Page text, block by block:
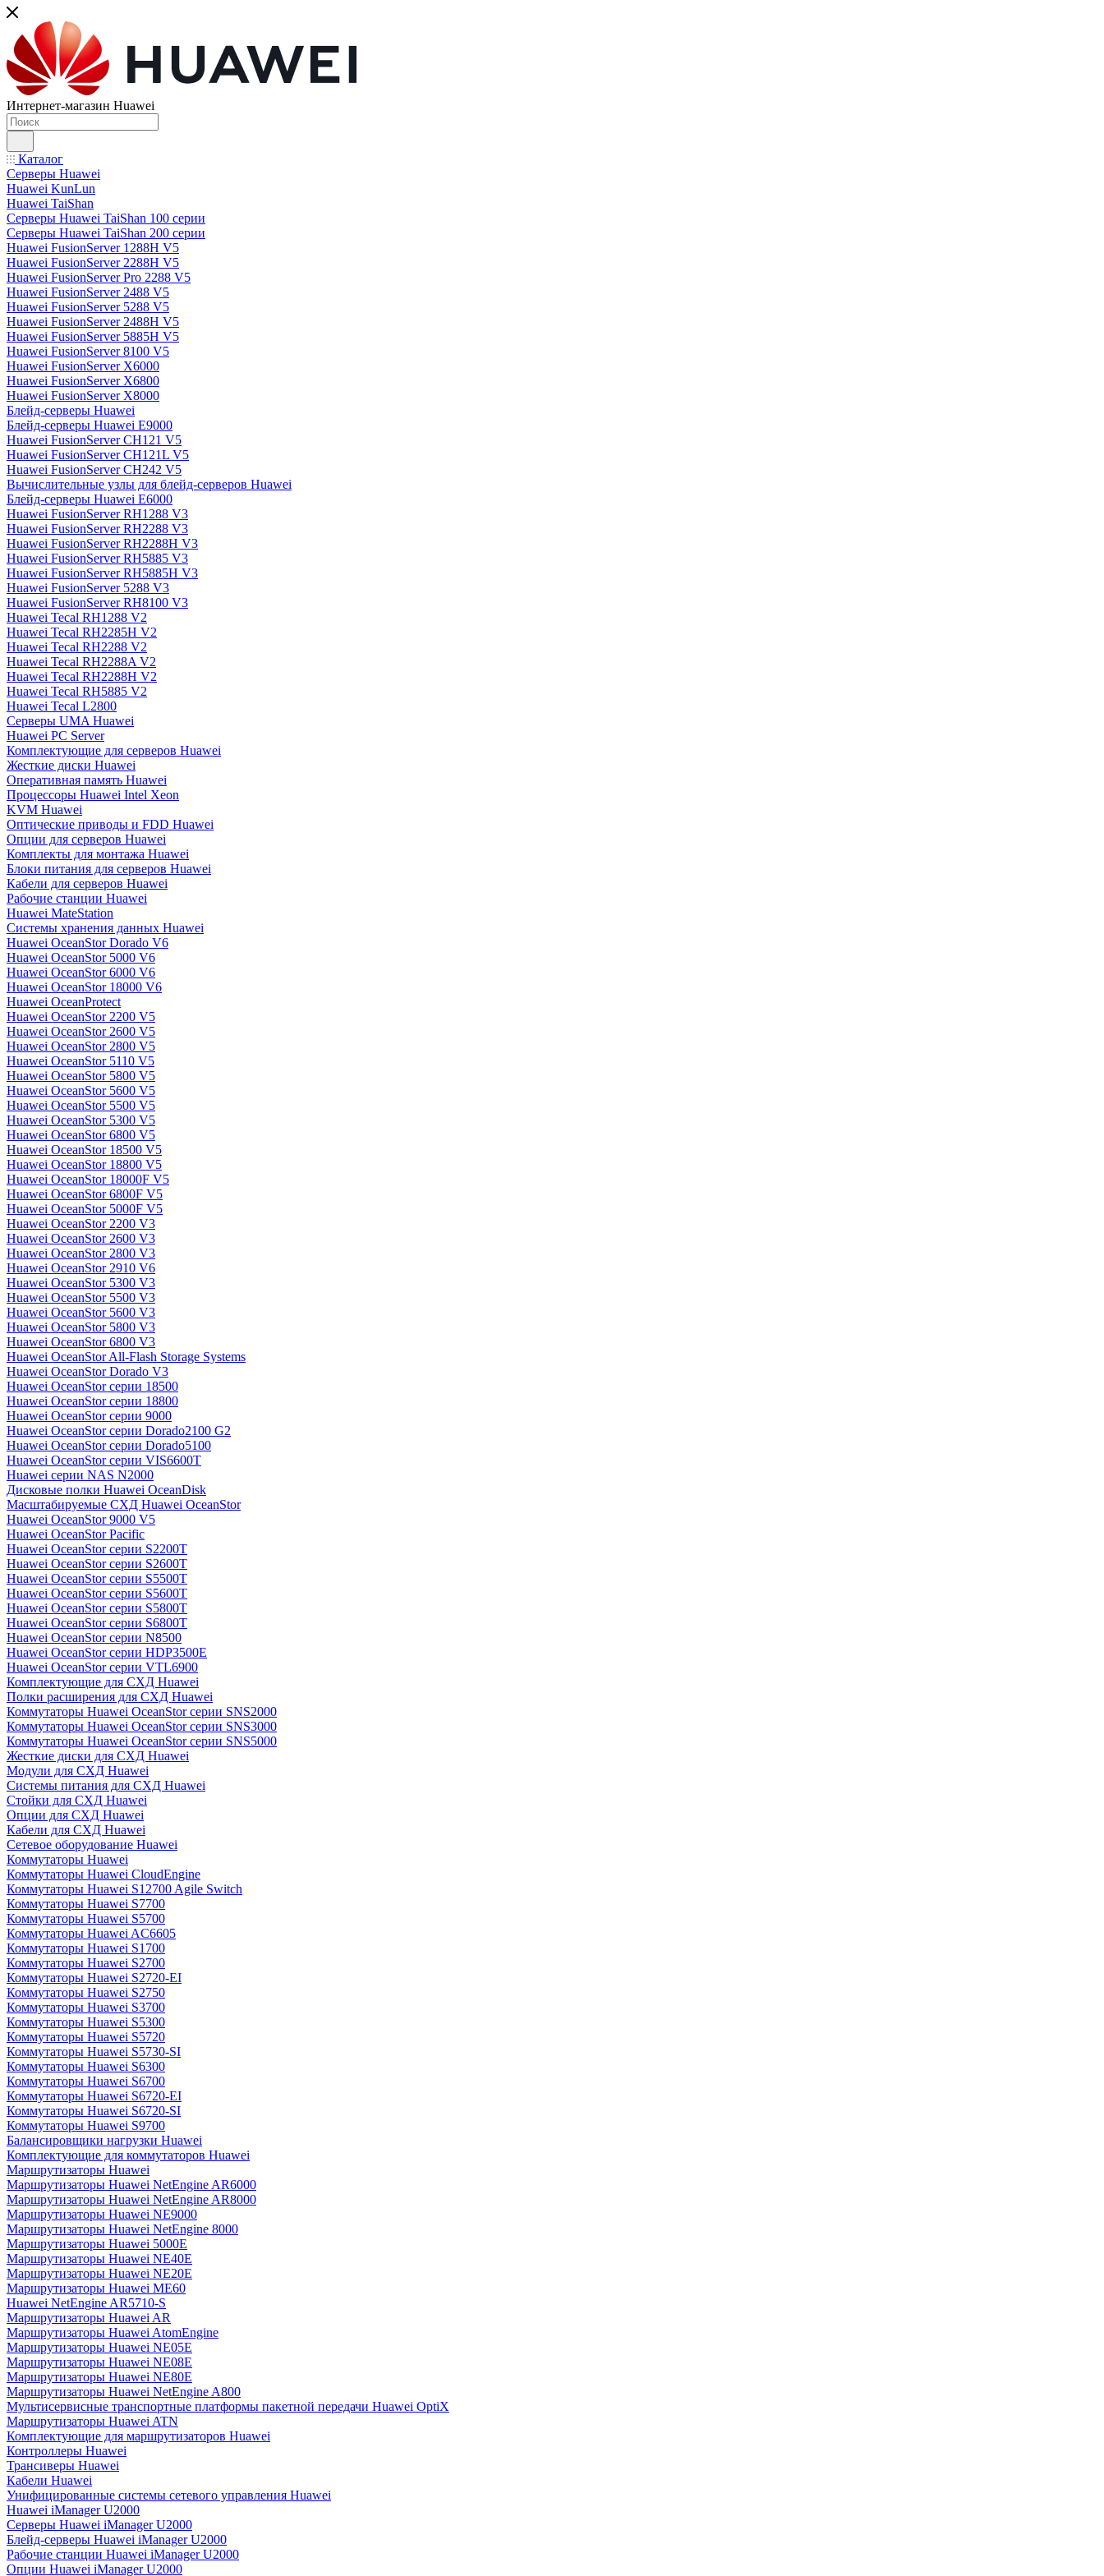
Интернет-магазин Huawei
Каталог
Серверы Huawei
Huawei KunLun
Huawei TaiShan
Серверы Huawei TaiShan 100 серии
Серверы Huawei TaiShan 200 серии
Huawei FusionServer 1288H V5
Huawei FusionServer 2288H V5
Huawei FusionServer Pro 2288 V5
Huawei FusionServer 2488 V5
Huawei FusionServer 5288 V5
Huawei FusionServer 2488H V5
Huawei FusionServer 5885H V5
Huawei FusionServer 8100 V5
Huawei FusionServer X6000
Huawei FusionServer X6800
Huawei FusionServer X8000
Блейд-серверы Huawei
Блейд-серверы Huawei E9000
Huawei FusionServer CH121 V5
Huawei FusionServer CH121L V5
Huawei FusionServer CH242 V5
Вычислительные узлы для блейд-серверов Huawei
Блейд-серверы Huawei E6000
Huawei FusionServer RH1288 V3
Huawei FusionServer RH2288 V3
Huawei FusionServer RH2288H V3
Huawei FusionServer RH5885 V3
Huawei FusionServer RH5885H V3
Huawei FusionServer 5288 V3
Huawei FusionServer RH8100 V3
Huawei Tecal RH1288 V2
Huawei Tecal RH2285H V2
Huawei Tecal RH2288 V2
Huawei Tecal RH2288A V2
Huawei Tecal RH2288H V2
Huawei Tecal RH5885 V2
Huawei Tecal L2800
Серверы UMA Huawei
Huawei PC Server
Комплектующие для серверов Huawei
Жесткие диски Huawei
Оперативная память Huawei
Процессоры Huawei Intel Xeon
KVM Huawei
Оптические приводы и FDD Huawei
Опции для серверов Huawei
Комплекты для монтажа Huawei
Блоки питания для серверов Huawei
Кабели для серверов Huawei
Рабочие станции Huawei
Huawei MateStation
Системы хранения данных Huawei
Huawei OceanStor Dorado V6
Huawei OceanStor 5000 V6
Huawei OceanStor 6000 V6
Huawei OceanStor 18000 V6
Huawei OceanProtect
Huawei OceanStor 2200 V5
Huawei OceanStor 2600 V5
Huawei OceanStor 2800 V5
Huawei OceanStor 5110 V5
Huawei OceanStor 5800 V5
Huawei OceanStor 5600 V5
Huawei OceanStor 5500 V5
Huawei OceanStor 5300 V5
Huawei OceanStor 6800 V5
Huawei OceanStor 18500 V5
Huawei OceanStor 18800 V5
Huawei OceanStor 18000F V5
Huawei OceanStor 6800F V5
Huawei OceanStor 5000F V5
Huawei OceanStor 2200 V3
Huawei OceanStor 2600 V3
Huawei OceanStor 2800 V3
Huawei OceanStor 2910 V6
Huawei OceanStor 5300 V3
Huawei OceanStor 5500 V3
Huawei OceanStor 5600 V3
Huawei OceanStor 5800 V3
Huawei OceanStor 6800 V3
Huawei OceanStor All-Flash Storage Systems
Huawei OceanStor Dorado V3
Huawei OceanStor серии 18500
Huawei OceanStor серии 18800
Huawei OceanStor серии 9000
Huawei OceanStor серии Dorado2100 G2
Huawei OceanStor серии Dorado5100
Huawei OceanStor серии VIS6600T
Huawei серии NAS N2000
Дисковые полки Huawei OceanDisk
Масштабируемые СХД Huawei OceanStor
Huawei OceanStor 9000 V5
Huawei OceanStor Pacific
Huawei OceanStor серии S2200T
Huawei OceanStor серии S2600T
Huawei OceanStor серии S5500T
Huawei OceanStor серии S5600T
Huawei OceanStor серии S5800T
Huawei OceanStor серии S6800T
Huawei OceanStor серии N8500
Huawei OceanStor серии HDP3500E
Huawei OceanStor серии VTL6900
Комплектующие для СХД Huawei
Полки расширения для СХД Huawei
Коммутаторы Huawei OceanStor серии SNS2000
Коммутаторы Huawei OceanStor серии SNS3000
Коммутаторы Huawei OceanStor серии SNS5000
Жесткие диски для СХД Huawei
Модули для СХД Huawei
Системы питания для СХД Huawei
Стойки для СХД Huawei
Опции для СХД Huawei
Кабели для СХД Huawei
Сетевое оборудование Huawei
Коммутаторы Huawei
Коммутаторы Huawei CloudEngine
Коммутаторы Huawei S12700 Agile Switch
Коммутаторы Huawei S7700
Коммутаторы Huawei S5700
Коммутаторы Huawei AC6605
Коммутаторы Huawei S1700
Коммутаторы Huawei S2700
Коммутаторы Huawei S2720-EI
Коммутаторы Huawei S2750
Коммутаторы Huawei S3700
Коммутаторы Huawei S5300
Коммутаторы Huawei S5720
Коммутаторы Huawei S5730-SI
Коммутаторы Huawei S6300
Коммутаторы Huawei S6700
Коммутаторы Huawei S6720-EI
Коммутаторы Huawei S6720-SI
Коммутаторы Huawei S9700
Балансировщики нагрузки Huawei
Комплектующие для коммутаторов Huawei
Маршрутизаторы Huawei
Маршрутизаторы Huawei NetEngine AR6000
Маршрутизаторы Huawei NetEngine AR8000
Маршрутизаторы Huawei NE9000
Маршрутизаторы Huawei NetEngine 8000
Маршрутизаторы Huawei 5000E
Маршрутизаторы Huawei NE40E
Маршрутизаторы Huawei NE20E
Маршрутизаторы Huawei ME60
Huawei NetEngine AR5710-S
Маршрутизаторы Huawei AR
Маршрутизаторы Huawei AtomEngine
Маршрутизаторы Huawei NE05E
Маршрутизаторы Huawei NE08E
Маршрутизаторы Huawei NE80E
Маршрутизаторы Huawei NetEngine A800
Мультисервисные транспортные платформы пакетной передачи Huawei OptiX
Маршрутизаторы Huawei ATN
Комплектующие для маршрутизаторов Huawei
Контроллеры Huawei
Трансиверы Huawei
Кабели Huawei
Унифицированные системы сетевого управления Huawei
Huawei iManager U2000
Серверы Huawei iManager U2000
Блейд-серверы Huawei iManager U2000
Рабочие станции Huawei iManager U2000
Опции Huawei iManager U2000